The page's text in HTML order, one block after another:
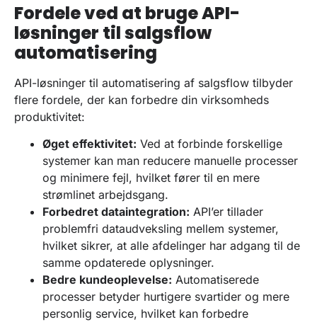
Fordele ved at bruge API-
løsninger til salgsflow
automatisering
API-løsninger til automatisering af salgsflow tilbyder
flere fordele, der kan forbedre din virksomheds
produktivitet:
Øget effektivitet: Ved at forbinde forskellige
systemer kan man reducere manuelle processer
og minimere fejl, hvilket fører til en mere
strømlinet arbejdsgang.
Forbedret dataintegration: API’er tillader
problemfri dataudveksling mellem systemer,
hvilket sikrer, at alle afdelinger har adgang til de
samme opdaterede oplysninger.
Bedre kundeoplevelse: Automatiserede
processer betyder hurtigere svartider og mere
personlig service, hvilket kan forbedre